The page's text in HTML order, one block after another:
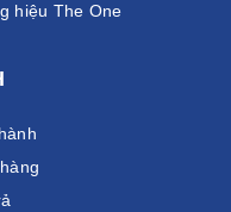
hiệu The One